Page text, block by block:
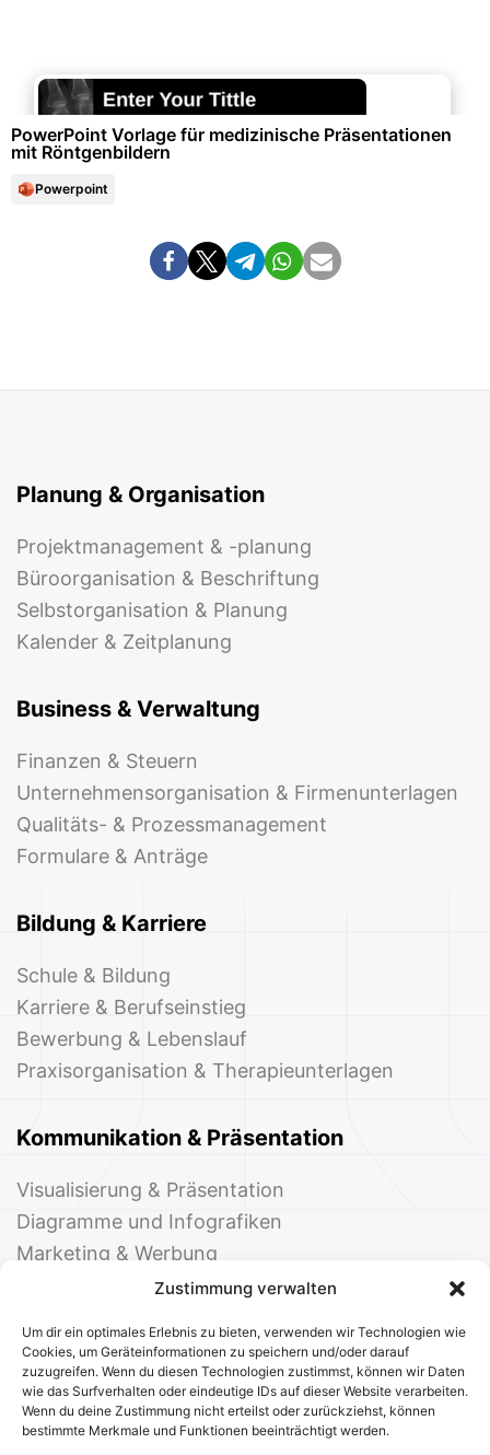
Zustimmung verwalten
Um dir ein optimales Erlebnis zu bieten, verwenden wir Technologien wie
Cookies, um Geräteinformationen zu speichern und/oder darauf
zuzugreifen. Wenn du diesen Technologien zustimmst, können wir Daten
wie das Surfverhalten oder eindeutige IDs auf dieser Website verarbeiten.
Wenn du deine Zustimmung nicht erteilst oder zurückziehst, können
bestimmte Merkmale und Funktionen beeinträchtigt werden.
PowerPoint Vorlage für medizinische Präsentationen
mit Röntgenbildern
Powerpoint
Planung & Organisation
Projektmanagement & -planung
Büroorganisation & Beschriftung
Selbstorganisation & Planung
Kalender & Zeitplanung
Business & Verwaltung
Finanzen & Steuern
Unternehmensorganisation & Firmenunterlagen
Qualitäts- & Prozessmanagement
Formulare & Anträge
Bildung & Karriere
Schule & Bildung
Karriere & Berufseinstieg
Bewerbung & Lebenslauf
Praxisorganisation & Therapieunterlagen
Kommunikation & Präsentation
Visualisierung & Präsentation
Diagramme und Infografiken
Marketing & Werbung
Events & Einladungen
© 2025 Deine Welt der Office-Vorlagen